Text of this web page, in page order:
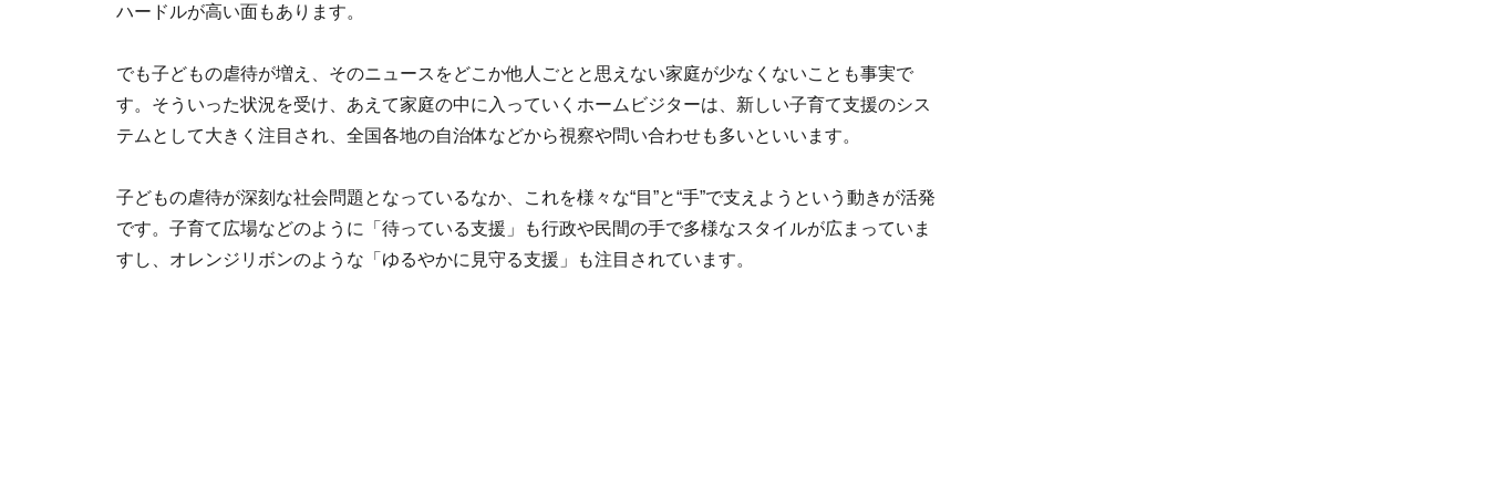
ハードルが高い面もあります。
でも子どもの虐待が増え、そのニュースをどこか他人ごとと思えない家庭が少なくないことも事実で
す。そういった状況を受け、あえて家庭の中に入っていくホームビジターは、新しい子育て支援のシス
テムとして大きく注目され、全国各地の自治体などから視察や問い合わせも多いといいます。
子どもの虐待が深刻な社会問題となっているなか、これを様々な“目”と“手”で支えようという動きが活発
です。子育て広場などのように「待っている支援」も行政や民間の手で多様なスタイルが広まっていま
すし、オレンジリボンのような「ゆるやかに見守る支援」も注目されています。